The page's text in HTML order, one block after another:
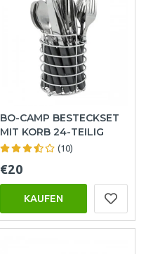
BO-CAMP BESTECKSET
MIT KORB 24-TEILIG
(10)
€20
KAUFEN